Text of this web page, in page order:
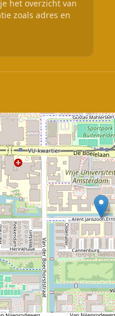
het overzicht van
zoals adres en